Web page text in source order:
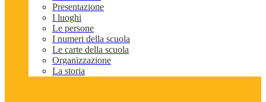
Presentazione
I luoghi
Le persone
I numeri della scuola
Le carte della scuola
Organizzazione
La storia